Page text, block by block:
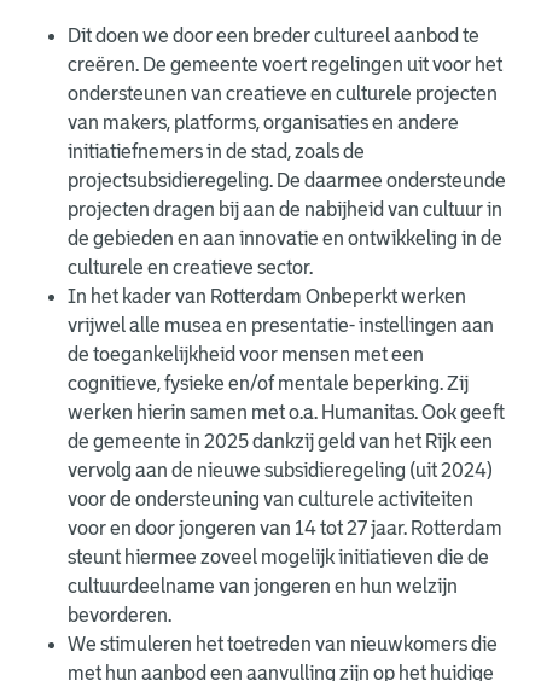
Dit doen we door een breder cultureel aanbod te
creëren. De gemeente voert regelingen uit voor het
ondersteunen van creatieve en culturele projecten
van makers, platforms, organisaties en andere
initiatiefnemers in de stad, zoals de
projectsubsidieregeling. De daarmee ondersteunde
projecten dragen bij aan de nabijheid van cultuur in
de gebieden en aan innovatie en ontwikkeling in de
culturele en creatieve sector.
In het kader van Rotterdam Onbeperkt werken
vrijwel alle musea en presentatie- instellingen aan
de toegankelijkheid voor mensen met een
cognitieve, fysieke en/of mentale beperking. Zij
werken hierin samen met o.a. Humanitas. Ook geeft
de gemeente in 2025 dankzij geld van het Rijk een
vervolg aan de nieuwe subsidieregeling (uit 2024)
voor de ondersteuning van culturele activiteiten
voor en door jongeren van 14 tot 27 jaar. Rotterdam
steunt hiermee zoveel mogelijk initiatieven die de
cultuurdeelname van jongeren en hun welzijn
bevorderen.
We stimuleren het toetreden van nieuwkomers die
met hun aanbod een aanvulling zijn op het huidige